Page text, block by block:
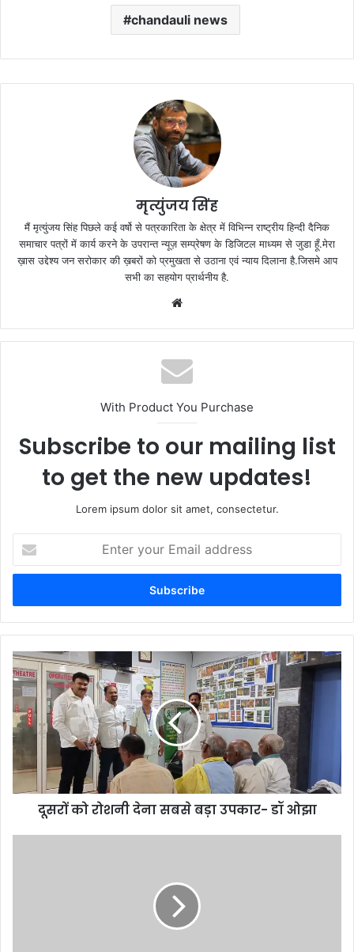
chandauli news
मृत्युंजय सिंह
मैं मृत्युंजय सिंह पिछले कई वर्षो से पत्रकारिता के क्षेत्र में विभिन्न राष्ट्रीय हिन्दी दैनिक
समाचार पत्रों में कार्य करने के उपरान्त न्यूज़ सम्प्रेषण के डिजिटल माध्यम से जुडा हूँ.मेरा
ख़ास उद्देश्य जन सरोकार की ख़बरों को प्रमुखता से उठाना एवं न्याय दिलाना है.जिसमे आप
सभी का सहयोग प्रार्थनीय है.
With Product You Purchase
Subscribe to our mailing list
to get the new updates!
Lorem ipsum dolor sit amet, consectetur.
your
Email
दूसरों को रोशनी देना सबसे बड़ा उपकार- डॉ ओझा